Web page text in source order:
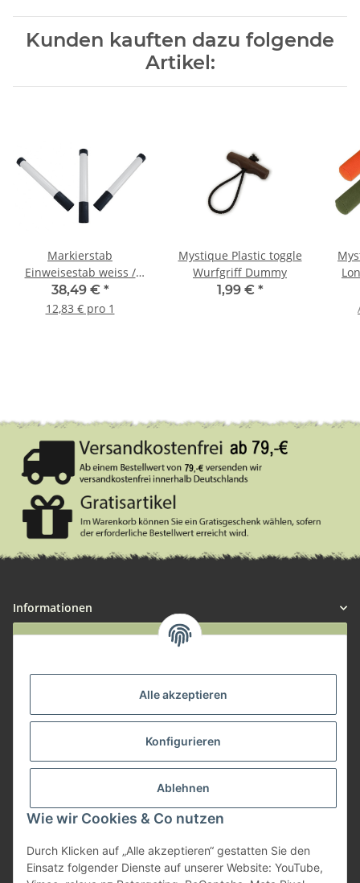
Alle akzeptieren
Konfigurieren
Ablehnen
Wie wir Cookies & Co nutzen
Durch Klicken auf „Alle akzeptieren“ gestatten Sie den
Einsatz folgender Dienste auf unserer Website: YouTube,
Kunden kauften dazu folgende
Artikel:
Markierstab
Einweisestab weiss /
schwarz im Set 3 Stück
38,49 € *
12,83 € pro 1
Mystique Plastic toggle
Wurfgriff Dummy
1,99 € *
Informationen
Widerruf anmelden
Herstellerinformationen